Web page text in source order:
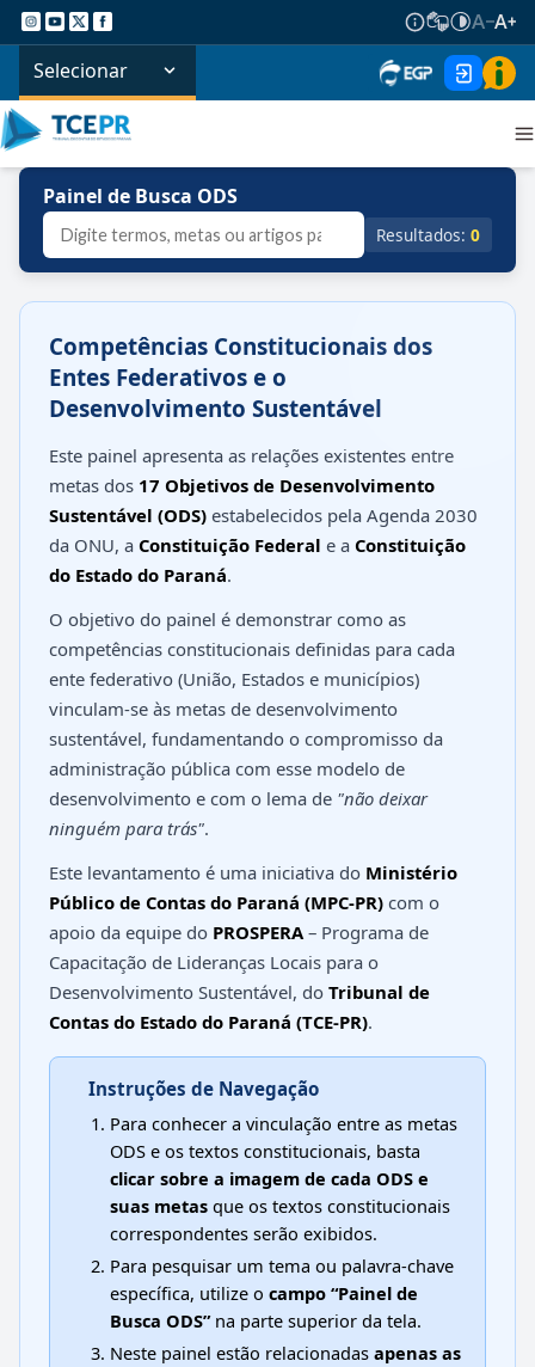
Selecionar
Painel de Busca ODS
Resultados: 0
Competências Constitucionais dos
Entes Federativos e o
Desenvolvimento Sustentável
Este painel apresenta as relações existentes entre
metas dos 17 Objetivos de Desenvolvimento
Sustentável (ODS) estabelecidos pela Agenda 2030
da ONU, a Constituição Federal e a Constituição
do Estado do Paraná.
O objetivo do painel é demonstrar como as
competências constitucionais definidas para cada
ente federativo (União, Estados e municípios)
vinculam-se às metas de desenvolvimento
sustentável, fundamentando o compromisso da
administração pública com esse modelo de
desenvolvimento e com o lema de "não deixar
ninguém para trás".
Este levantamento é uma iniciativa do Ministério
Público de Contas do Paraná (MPC-PR) com o
apoio da equipe do PROSPERA – Programa de
Capacitação de Lideranças Locais para o
Desenvolvimento Sustentável, do Tribunal de
Contas do Estado do Paraná (TCE-PR).
Instruções de Navegação
Para conhecer a vinculação entre as metas
ODS e os textos constitucionais, basta
clicar sobre a imagem de cada ODS e
suas metasque os textos constitucionais
correspondentes serão exibidos.
Para pesquisar um tema ou palavra-chave
específica, utilize o campo “Painel de
Busca ODS”na parte superior da tela.
Neste painel estão relacionadas apenas as